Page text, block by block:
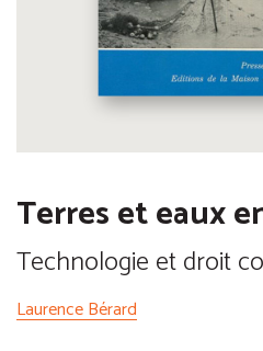
Terres et eaux
Technologie et droit
Laurence Bérard